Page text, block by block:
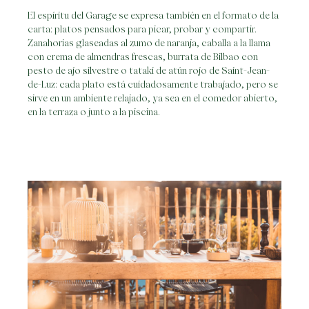
El espíritu del Garage se expresa también en el formato de la
carta: platos pensados para picar, probar y compartir.
Zanahorias glaseadas al zumo de naranja, caballa a la llama
con crema de almendras frescas, burrata de Bilbao con
pesto de ajo silvestre o tataki de atún rojo de Saint-Jean-
de-Luz: cada plato está cuidadosamente trabajado, pero se
sirve en un ambiente relajado, ya sea en el comedor abierto,
en la terraza o junto a la piscina.